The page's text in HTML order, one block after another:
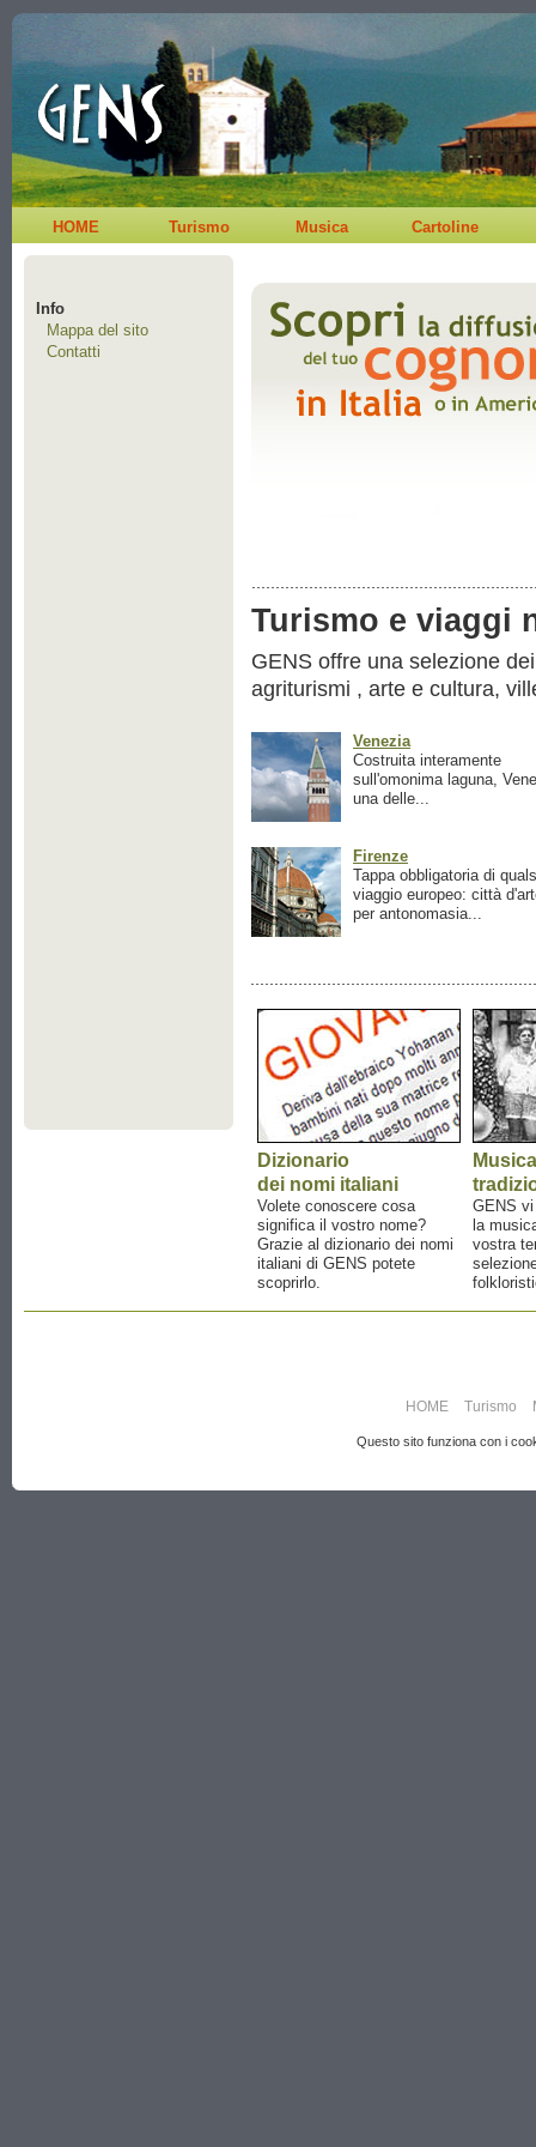
HOME Turismo Musica Cartoline
Info
Mappa del sito
Contatti
Turismo e viaggi
GENS offre una selezione
agriturismi , arte e cultura,
Venezia
Costruita interamente
sull'omonima laguna,
una delle...
Firenze
Tappa obbligatoria di
viaggio europeo: città
per antonomasia...
Dizionario
dei nomi italiani
Volete conoscere cosa
significa il vostro nome?
Grazie al dizionario dei nomi
italiani di GENS potete
scoprirlo.
Musica
GENS
la
vostra
HOME Turismo
Questo sito funziona con i